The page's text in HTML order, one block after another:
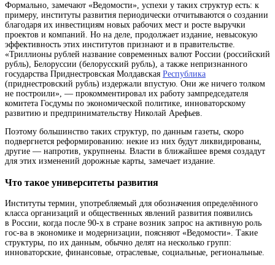
Формально, замечают «Ведомости», успехи у таких структур есть: к
примеру, институты развития периодически отчитываются о создании
благодаря их инвестициям новых рабочих мест и росте выручки
проектов и компаний. Но на деле, продолжает издание, невысокую
эффективность этих институтов признают и в правительстве.
«Триллионы рублей название современных валют России (российский
рубль), Белоруссии (белорусский рубль), а также непризнанного
государства Приднестровская Молдавская Республика
(приднестровский рубль) издержали впустую. Они же ничего толком
не построили», — прокомментировал их работу зампредседателя
комитета Госдумы по экономической политике, инноваторскому
развитию и предпринимательству Николай Арефьев.
Поэтому большинство таких структур, по данным газеты, скоро
подвергнется реформированию: некие из них будут ликвидированы,
другие — напротив, укрупнены. Власти в ближайшее время создадут
для этих изменений дорожные карты, замечает издание.
Что такое университеты развития
Институты термин, употребляемый для обозначения определённого
класса организаций и общественных явлений развития появились
в России, когда после 90-х в стране возник запрос на активную роль
гос-ва в экономике и модернизации, поясняют «Ведомости». Такие
структуры, по их данным, обычно делят на несколько групп:
инноваторские, финансовые, отраслевые, социальные, региональные.